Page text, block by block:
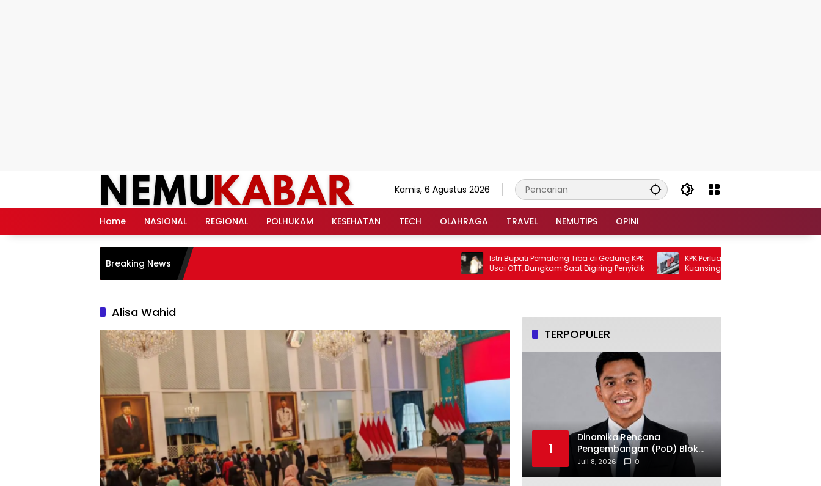
Kamis, 6 Agustus 2026
Home NASIONAL REGIONAL POLHUKAM KESEHATAN TECH OLAHRAGA TRAVEL NEMUTIPS OPINI
Breaking News
Istri Bupati Pemalang Tiba di Gedung KPK
Usai OTT, Bungkam Saat Digiring Penyidik
KPK Perluas Penyidikan Kasus Bupati
Kuansing, Mobil Mewah hingga
Transaksi Money Changer Didalami
Alisa Wahid
TERPOPULER
1
Dinamika Rencana
Pengembangan (PoD) Blok
Andaman: Jangan Sampai
Harapan Investasi Aceh
Juli 8, 2026 0